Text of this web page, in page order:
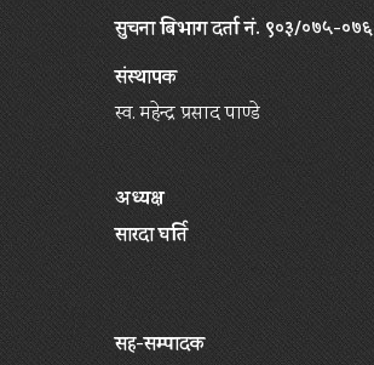
सुचना बिभाग दर्ता नं. ९०३/०७५-०७६
संस्थापक
स्व. महेन्द्र प्रसाद पाण्डे
अध्यक्ष
सारदा घर्ति
सह-सम्पादक